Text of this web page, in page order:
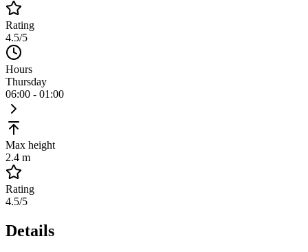
Rating
4.5/5
Hours
Thursday
06:00 - 01:00
Max height
2.4 m
Rating
4.5/5
Details